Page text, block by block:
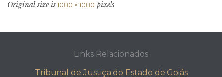
Original size is 1080 × 1080 pixels
Links Relacionados
Tribunal de Justiça do Estado de Goiás